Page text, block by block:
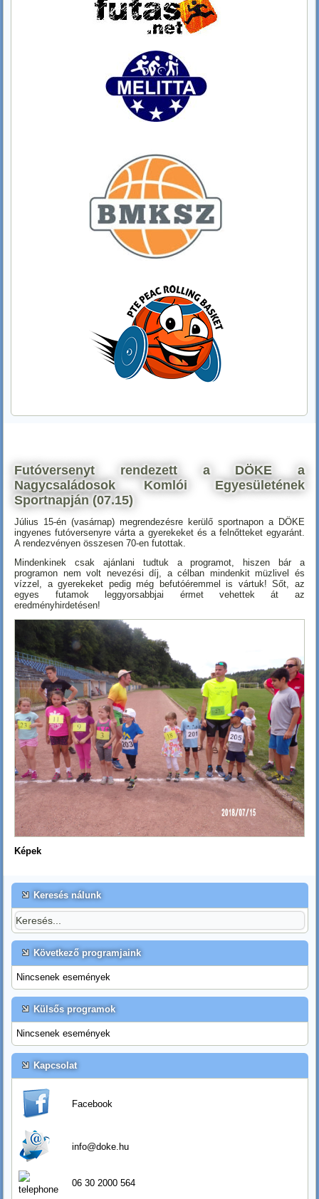
Futóversenyt rendezett a DÖKE a
Nagycsaládosok Komlói Egyesületének
Sportnapján (07.15)
Július 15-én (vasárnap) megrendezésre kerülő sportnapon a DÖKE
ingyenes futóversenyre várta a gyerekeket és a felnőtteket egyaránt.
A rendezvényen összesen 70-en futottak.
Mindenkinek csak ajánlani tudtuk a programot, hiszen bár a
programon nem volt nevezési díj, a célban mindenkit müzlivel és
vízzel, a gyerekeket pedig még befutóéremmel is vártuk! Sőt, az
egyes futamok leggyorsabbjai érmet vehettek át az
eredményhirdetésen!
Képek
Keresés nálunk
Következő programjaink
Nincsenek események
Külsős programok
Nincsenek események
Kapcsolat
Facebook
info@doke.hu
06 30 2000 564